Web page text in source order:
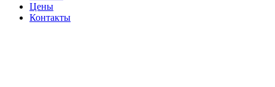
Цены
Контакты